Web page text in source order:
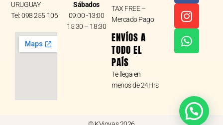
URUGUAY
Tel: 098 255 106
Sábados
09:00 -13:00
15:30 – 18:30
TAX FREE –
Mercado Pago
ENVÍOS A
TODO EL
PAÍS
Te llega en
menos de 24Hrs
c
e
b
o
s
t
a
g
a
t
s
a